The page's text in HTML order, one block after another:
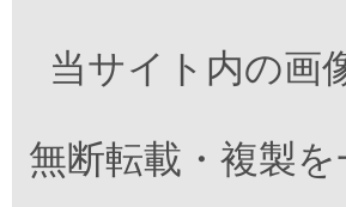
当サイト内の画
無断転載・複製